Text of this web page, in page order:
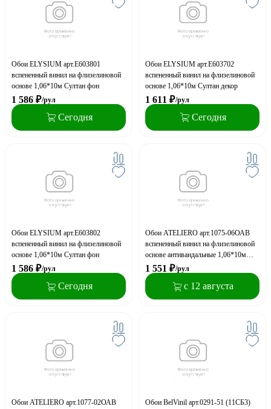
Обои ELYSIUM арт.Е603801
вспененный винил на флизелиновой
основе 1,06*10м Султан фон
1 586 ₽/рул
Сегодня
Обои ELYSIUM арт.Е603702
вспененный винил на флизелиновой
основе 1,06*10м Султан декор
1 611 ₽/рул
Сегодня
Обои ELYSIUM арт.Е603802
вспененный винил на флизелиновой
основе 1,06*10м Султан фон
1 586 ₽/рул
Сегодня
Обои ATELIERO арт.1075-06ОАВ
вспененный винил на флизелиновой
основе антивандальные 1,06*10м
Росси/Rossi декор
1 551 ₽/рул
с 12 августа
Обои ATELIERO арт.1077-02ОАВ
Обои BelVinil арт.0291-51 (11СБ3)